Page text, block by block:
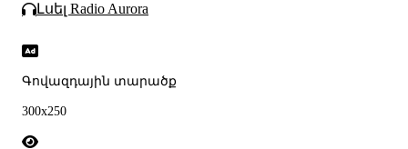
Լսել Radio Aurora
Գովազդային տարածք
300x250